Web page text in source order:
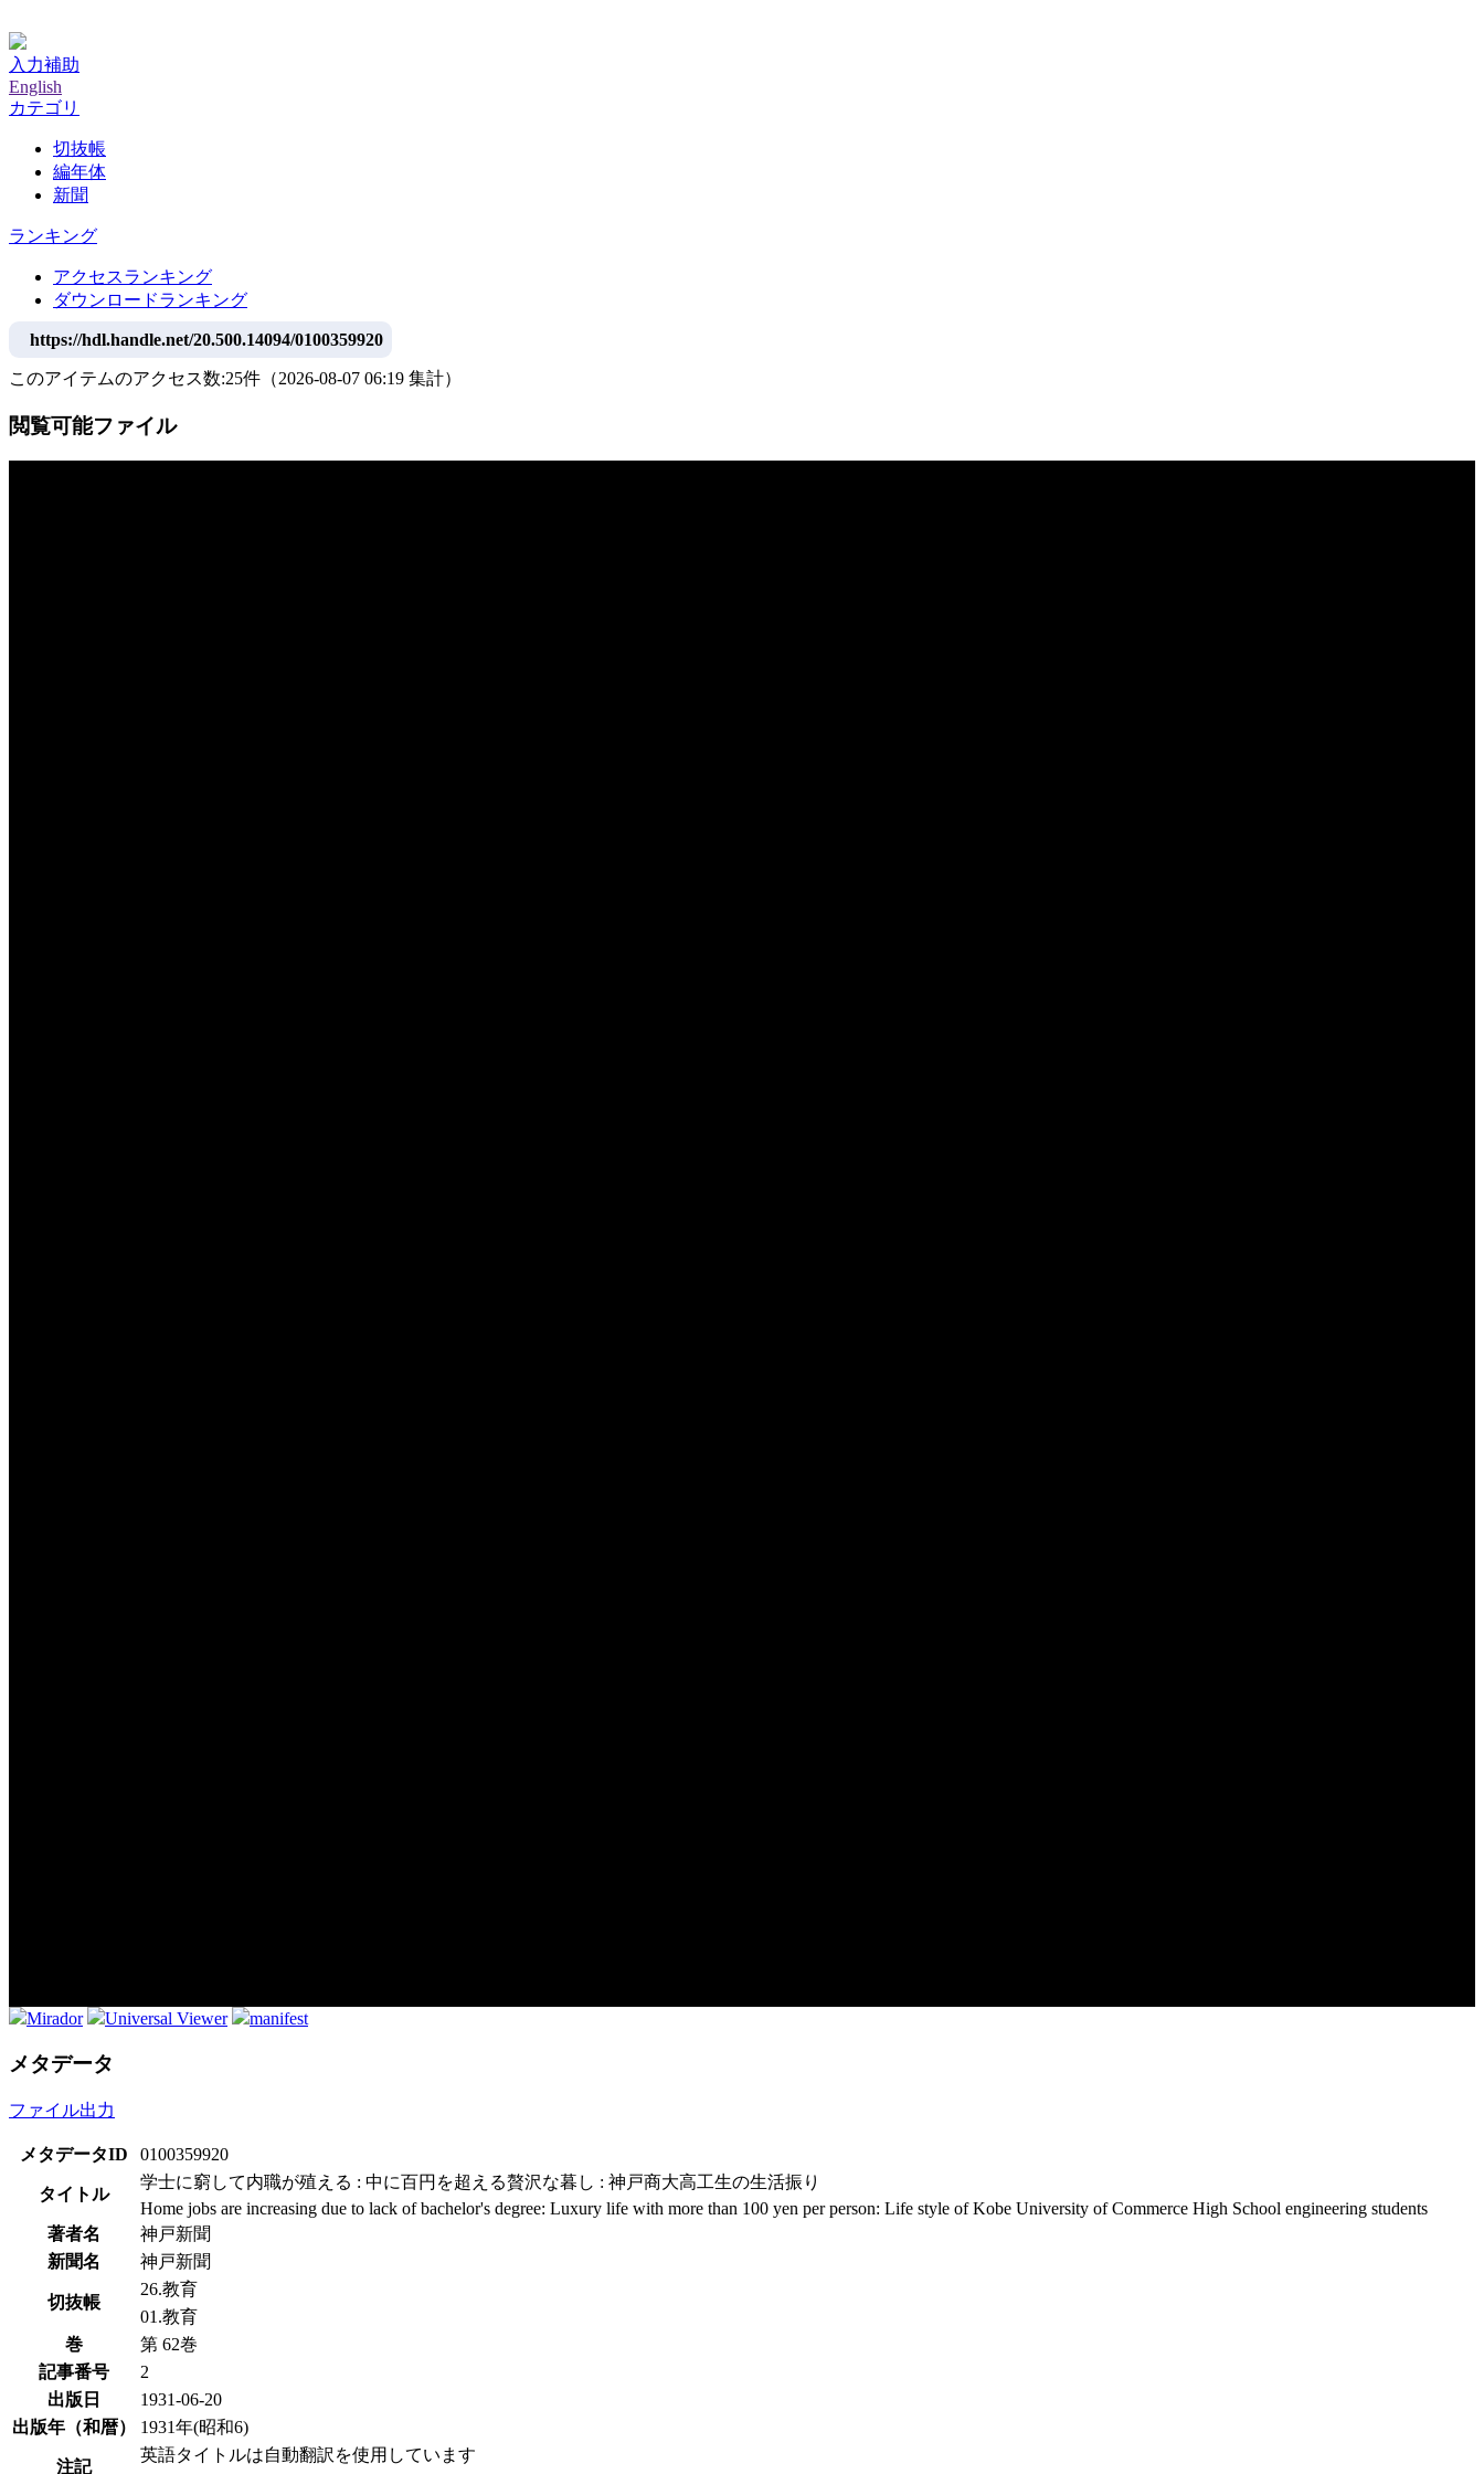
入力補助
English
カテゴリ
切抜帳
編年体
新聞
ランキング
アクセスランキング
ダウンロードランキング
https://hdl.handle.net/20.500.14094/0100359920
このアイテムのアクセス数:25件 （2026-08-07 06:19 集計）
閲覧可能ファイル
Mirador Universal Viewer manifest
メタデータ
ファイル出力
メタデータID 0100359920
タイトル
学士に窮して内職が殖える : 中に百円を超える贅沢な暮し : 神戸商大高工生の生活振り
Home jobs are increasing due to lack of bachelor's degree: Luxury life with more than 100 yen per person: Life style of Kobe University of Commerce High School engineering students
著者名
神戸新聞
新聞名
神戸新聞
切抜帳
26.教育
01.教育
巻
第 62巻
記事番号
2
出版日
1931-06-20
出版年（和暦）
1931年(昭和6)
注記
英語タイトルは自動翻訳を使用しています